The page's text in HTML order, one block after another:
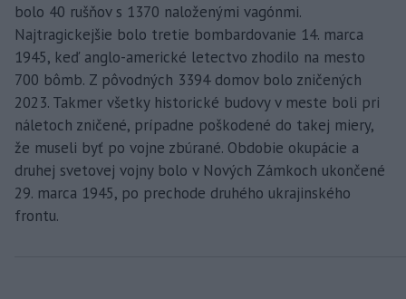
bolo 40 rušňov s 1370 naloženými vagónmi.
Najtragickejšie bolo tretie bombardovanie 14. marca
1945, keď anglo-americké letectvo zhodilo na mesto
700 bômb. Z pôvodných 3394 domov bolo zničených
2023. Takmer všetky historické budovy v meste boli pri
náletoch zničené, prípadne poškodené do takej miery,
že museli byť po vojne zbúrané. Obdobie okupácie a
druhej svetovej vojny bolo v Nových Zámkoch ukončené
29. marca 1945, po prechode druhého ukrajinského
frontu.